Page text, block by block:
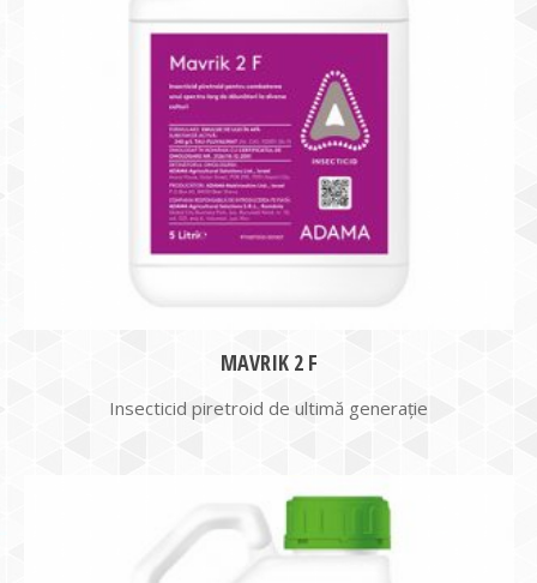
MAVRIK 2 F
Insecticid piretroid de ultimă generație